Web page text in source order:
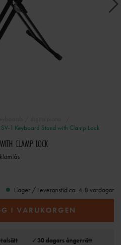
SV-1 Keyboard Stand with Clamp Lock
CLAMP LOCK
I lager / Leveranstid ca. 4-8 vardagar
I VARUKORGEN
✓30 dagars ångerrätt